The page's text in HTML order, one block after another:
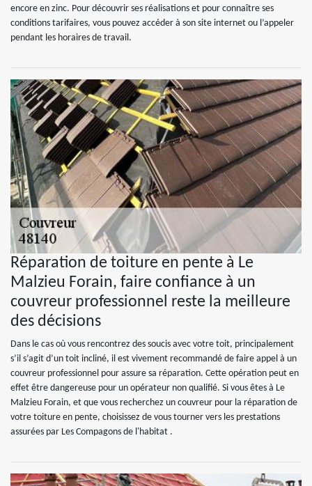
encore en zinc. Pour découvrir ses réalisations et pour connaître ses
conditions tarifaires, vous pouvez accéder à son site internet ou l’appeler
pendant les horaires de travail.
Réparation de toiture en pente à Le
Malzieu Forain, faire confiance à un
couvreur professionnel reste la meilleure
des décisions
Dans le cas où vous rencontrez des soucis avec votre toit, principalement
s’il s’agit d’un toit incliné, il est vivement recommandé de faire appel à un
couvreur professionnel pour assure sa réparation. Cette opération peut en
effet être dangereuse pour un opérateur non qualifié. Si vous êtes à Le
Malzieu Forain, et que vous recherchez un couvreur pour la réparation de
votre toiture en pente, choisissez de vous tourner vers les prestations
assurées par Les Compagons de l'habitat .